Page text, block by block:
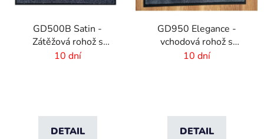
GD500B Satin -
Zátěžová rohož s
digitálnou potlačou a
10 dní
DETAIL
GD950 Elegance -
vchodová rohož s
digitálnou potlačou - 6
10 dní
DETAIL